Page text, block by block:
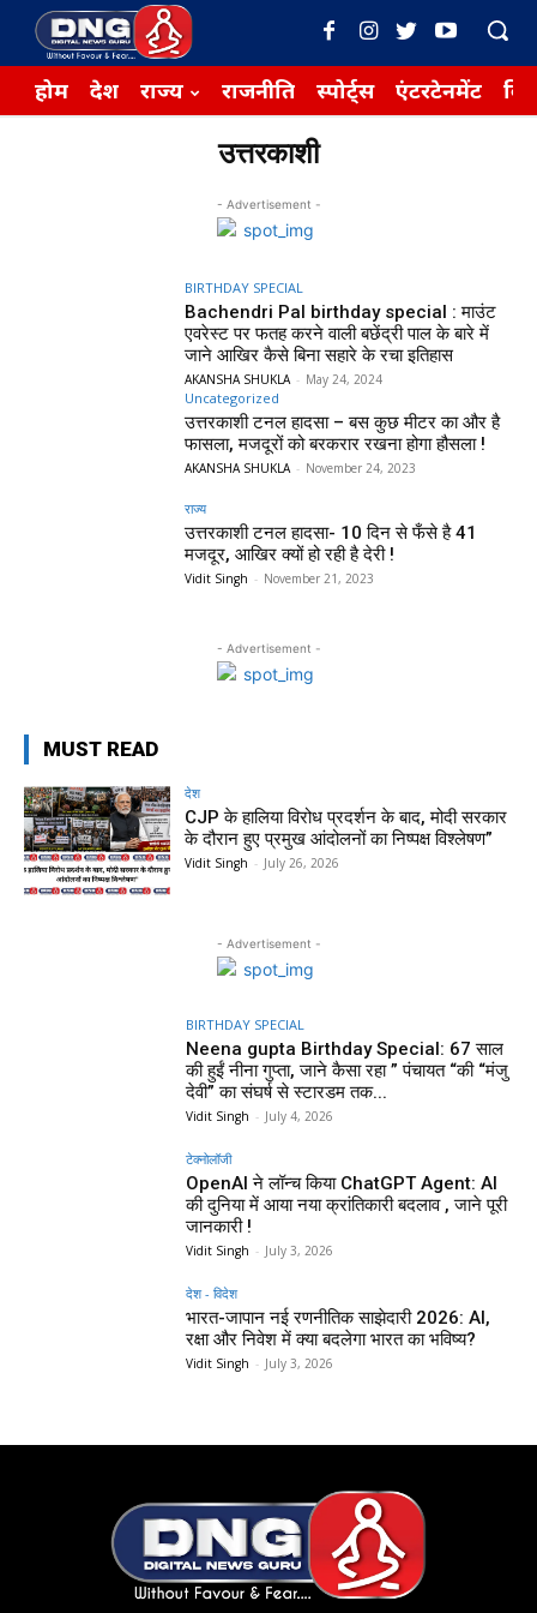
होम देश राज्य राजनीति स्पोर्ट्स एंटरटेनमेंट
उत्तरकाशी
- Advertisement -
BIRTHDAY SPECIAL
Bachendri Pal birthday special : माउंट
एवरेस्ट पर फतह करने वाली बछेंद्री पाल के बारे में
जाने आखिर कैसे बिना सहारे के रचा इतिहास
AKANSHA SHUKLA - May 24, 2024
Uncategorized
उत्तरकाशी टनल हादसा – बस कुछ मीटर का और है
फासला, मजदूरों को बरकरार रखना होगा हौसला !
AKANSHA SHUKLA - November 24, 2023
राज्य
उत्तरकाशी टनल हादसा- 10 दिन से फँसे है 41
मजदूर, आखिर क्यों हो रही है देरी !
Vidit Singh - November 21, 2023
- Advertisement -
MUST READ
देश
CJP के हालिया विरोध प्रदर्शन के बाद, मोदी सरकार
के दौरान हुए प्रमुख आंदोलनों का निष्पक्ष विश्लेषण”
Vidit Singh - July 26, 2026
- Advertisement -
BIRTHDAY SPECIAL
Neena gupta Birthday Special: 67 साल
की हुईं नीना गुप्ता, जाने कैसा रहा ” पंचायत “की “मंजु
देवी” का संघर्ष से स्टारडम तक...
Vidit Singh - July 4, 2026
टेक्नोलॉजी
OpenAI ने लॉन्च किया ChatGPT Agent: AI
की दुनिया में आया नया क्रांतिकारी बदलाव , जाने पूरी
जानकारी !
Vidit Singh - July 3, 2026
देश - विदेश
भारत-जापान नई रणनीतिक साझेदारी 2026: AI,
रक्षा और निवेश में क्या बदलेगा भारत का भविष्य?
Vidit Singh - July 3, 2026